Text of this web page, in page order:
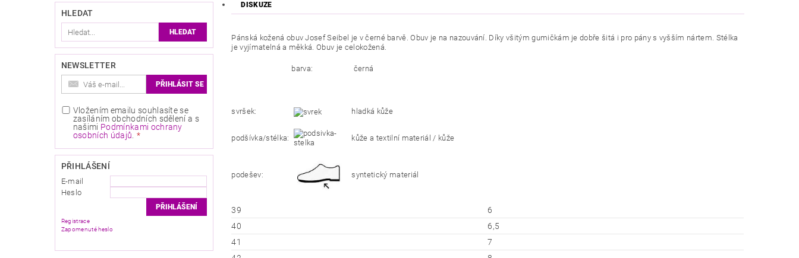
HLEDAT
NEWSLETTER
Vložením emailu souhlasíte se
zasíláním obchodních sdělení a s
našimi Podmínkami ochrany
osobních údajů
PŘIHLÁŠENÍ
E-mail
Heslo
Registrace
Zapomenuté heslo
DISKUZE
Pánská kožená obuv Josef Seibel je v černé barvě. Obuv je na nazouvání. Díky všitým gumičkám je dobře šitá i pro pány s vyšším nártem. Stélka
je vyjímatelná a měkká. Obuv je celokožená.
barva: černá
svršek: hladká kůže
podšívka/stélka: kůže a textilní materiál / kůže
podešev: syntetický materiál
39
6
40
6,5
41
7